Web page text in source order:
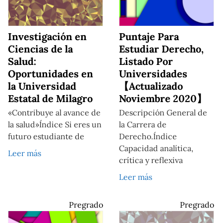
Investigación en
Ciencias de la
Salud:
Oportunidades en
la Universidad
Estatal de Milagro
«Contribuye al avance de
la salud»Índice Si eres un
futuro estudiante de
Leer más
Puntaje Para
Estudiar Derecho,
Listado Por
Universidades
【Actualizado
Noviembre 2020】
Descripción General de
la Carrera de
Derecho.Índice
Capacidad analítica,
crítica y reflexiva
Leer más
Pregrado Pregrado